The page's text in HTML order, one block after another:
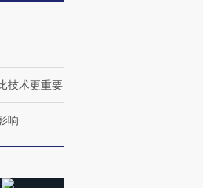
雨
哈尔滨遭遇短时极端强降
技术更重要
响